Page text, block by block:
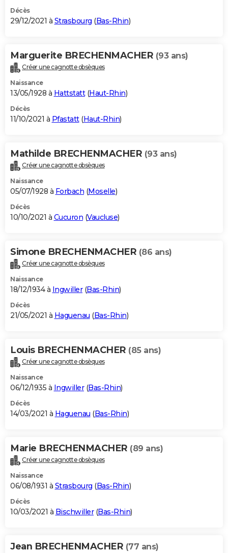
Décès
29/12/2021 à Strasbourg (Bas-Rhin)
Marguerite BRECHENMACHER (93 ans)
Créer une cagnotte obsèques
Naissance
13/05/1928 à Hattstatt(Haut-Rhin)
Décès
11/10/2021 à Pfastatt(Haut-Rhin)
Mathilde BRECHENMACHER (93 ans)
Créer une cagnotte obsèques
Naissance
05/07/1928 à Forbach (Moselle)
Décès
10/10/2021 à Cucuron (Vaucluse)
Simone BRECHENMACHER (86 ans)
Créer une cagnotte obsèques
Naissance
18/12/1934 à Ingwiller(Bas-Rhin)
Décès
21/05/2021 à Haguenau (Bas-Rhin)
Louis BRECHENMACHER (85 ans)
Créer une cagnotte obsèques
Naissance
06/12/1935 à Ingwiller(Bas-Rhin)
Décès
14/03/2021 à Haguenau (Bas-Rhin)
Marie BRECHENMACHER (89 ans)
Créer une cagnotte obsèques
Naissance
06/08/1931 à Strasbourg (Bas-Rhin)
Décès
10/03/2021 à Bischwiller(Bas-Rhin)
Jean BRECHENMACHER (77 ans)